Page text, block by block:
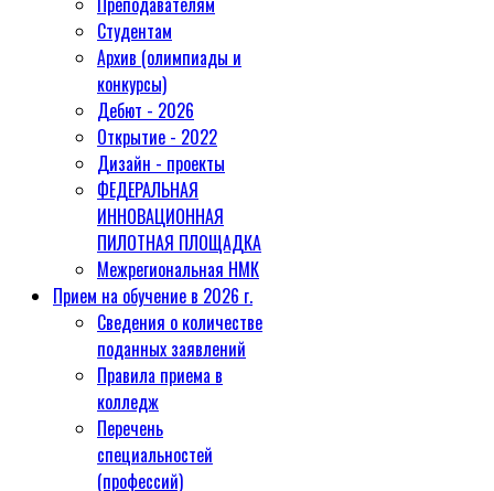
Студентам
Архив (олимпиады и
конкурсы)
Дебют - 2026
Открытие - 2022
Дизайн - проекты
ФЕДЕРАЛЬНАЯ
ИННОВАЦИОННАЯ
ПИЛОТНАЯ ПЛОЩАДКА
Межрегиональная НМК
Прием на обучение в 2026 г.
Сведения о количестве
поданных заявлений
Правила приема в
колледж
Перечень
специальностей
(профессий)